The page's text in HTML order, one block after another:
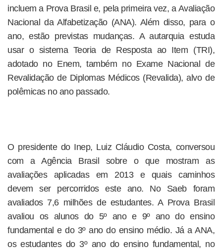
incluem a Prova Brasil e, pela primeira vez, a Avaliação
Nacional da Alfabetização (ANA). Além disso, para o
ano, estão previstas mudanças. A autarquia estuda
usar o sistema Teoria de Resposta ao Item (TRI),
adotado no Enem, também no Exame Nacional de
Revalidação de Diplomas Médicos (Revalida), alvo de
polêmicas no ano passado.
O presidente do Inep, Luiz Cláudio Costa, conversou
com a Agência Brasil sobre o que mostram as
avaliações aplicadas em 2013 e quais caminhos
devem ser percorridos este ano. No Saeb foram
avaliados 7,6 milhões de estudantes. A Prova Brasil
avaliou os alunos do 5º ano e 9º ano do ensino
fundamental e do 3º ano do ensino médio. Já a ANA,
os estudantes do 3º ano do ensino fundamental, no